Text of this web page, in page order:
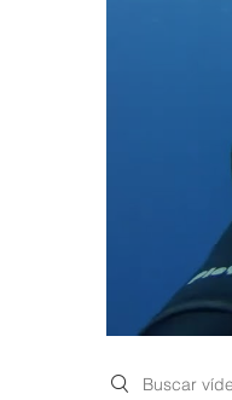
Search videos